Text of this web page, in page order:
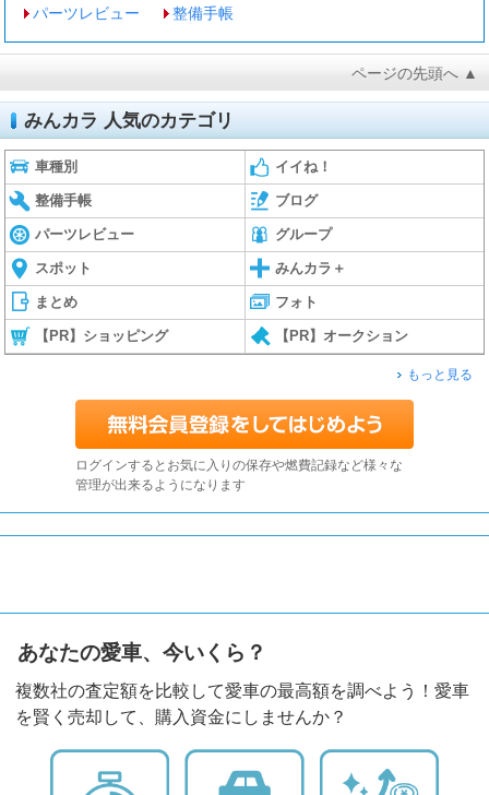
パーツレビュー 整備手帳
ページの先頭へ ▲
みんカラ 人気のカテゴリ
車種別 イイね！
整備手帳 ブログ
パーツレビュー グループ
スポット みんカラ＋
まとめ フォト
【PR】ショッピング 【PR】オークション
もっと見る
ログインするとお気に入りの保存や燃費記録など様々な
管理が出来るようになります
あなたの愛車、今いくら？
複数社の査定額を比較して愛車の最高額を調べよう！愛車
を賢く売却して、購入資金にしませんか？